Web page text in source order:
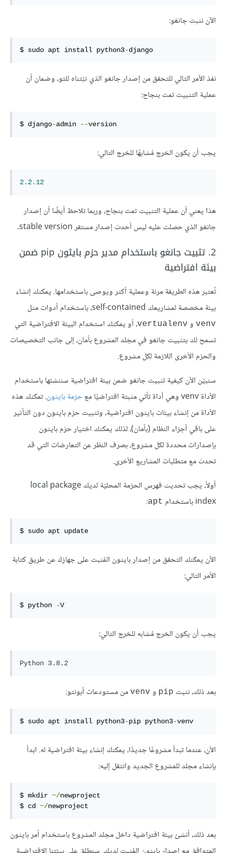
الآن نثبت جانغو:
$ sudo apt install python3-django
نفذ الأمر التالي للتحقق من إصدار جانغو الذي ثبّتناه للتو، وضمان أن
عملية التثبيت تمت بنجاح:
$ django-admin --version
يجب أن يكون الخرج مُشابهًا للخرج التالي:
2.2. 12
هذا يعني أن عملية التثبيت تمت بنجاح، وربما تلاحظ أيضًا أن إصدار
جانغو الذي حصلت عليه ليس أحدث إصدار مستقر stable version.
2. تثبيت جانغو باستخدام مدير حزم بايثون pip ضمن
بيئة افتراضية
تُعتبر هذه الطريقة مرنة وعملية أكثر ويوصى باستخدامها. يمكنك إنشاء
بيئة مخصصة لمشاريعك self-contained، باستخدام أدوات مثل
venv و vertualenv، أو يمكنك استخدام البيئة الافتراضية التي
تسمح لك بتثبيت جانغو في مجلد المشروع بأمان، إلى جانب التخصيصات
والحزم الأخرى اللازمة لكل مشروع.
سنبيّن الآن كيفية تثبيت جانغو ضمن بيئة افتراضية سننشئها باستخدام
الأداة venv وهي أداة تأتي مثبتة افتراضيًّا مع
حزمة بايثون. تمكنك هذه
الأداة من إنشاء بيئات بايثون افتراضية، وتثبيت حزم بايثون دون التأثير
على باقي أجزاء النظام (بأمان)، لذلك يمكنك اختيار حزم بايثون
بإصدارات محددة لكل مشروع، بصرف النظر عن التعارضات التي قد
تحدث مع متطلبات المشاريع الأخرى.
أولاً، يجب تحديث فهرس الحزمة المحليّة لديك local package
index باستخدام
apt
:
$ sudo apt update
الآن يمكنك التحقق من إصدار بايثون المُثبت على جهازك عن طريق كتابة
الأمر التالي:
$ python -V
يجب أن يكون الخرج مُشابه للخرج التالي:
بعد ذلك، نثبت pip و venv من مستودعات أبونتو:
$ sudo apt install python3-pip python3-venv
الآن، عندما تبدأ مشروعًا جديدًا، يمكنك إنشاء بيئة افتراضية له. ابدأ
بإنشاء مجلد للمشروع الجديد وانتقل إليه:
$ mkdir ~/newproject
$ cd ~/newproject
بعد ذلك، أنشئ بيئة افتراضية داخل مجلد المشروع باستخدام أمر بايثون